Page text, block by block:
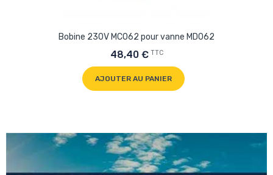
Bobine 230V MC062 pour vanne MD062
48,40 € TTC
AJOUTER AU PANIER